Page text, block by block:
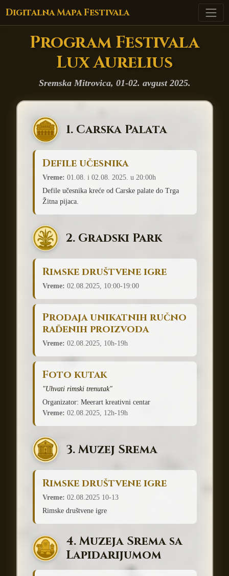
Digitalna Mapa Festivala
Program Festivala
Lux Aurelius
Sremska Mitrovica, 01-02. avgust 2025.
1. Carska Palata
Defile učesnika
Vreme: 01.08. i 02.08. 2025. u 20:00h
Defile učesnika kreće od Carske palate do Trga
Žitna pijaca.
2. Gradski Park
Rimske društvene igre
Vreme: 02.08.2025, 10:00-19:00
Prodaja unikatnih ručno
rađenih proizvoda
Vreme: 02.08.2025, 10h-19h
Foto kutak
"Uhvati rimski trenutak"
Organizator: Meerart kreativni centar
Vreme: 02.08.2025, 12h-19h
3. Muzej Srema
Rimske društvene igre
Vreme: 02.08.2025 10-13
Rimske društvene igre
4. Muzeja Srema sa
Lapidarijumom